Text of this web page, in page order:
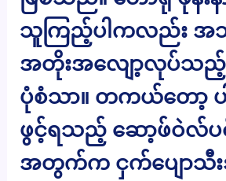
သူကြည့်ပါကလည်း အ
အတိုးအလျော့လုပ်သ
ပုံစံသာ။ တကယ်တော့ ပ
ဖွင့်ရသည့် ဆော့ဖ်ဝဲလ်ပ
အတွက်က ငှက်ပျောသီး